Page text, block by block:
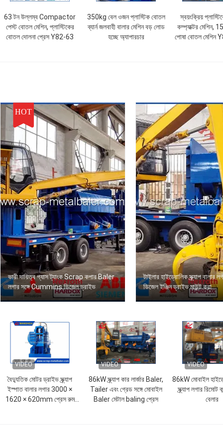
63 টন উল্লম্ব Compactor
পেস্ট বোতল মেশিন, প্লাস্টিকের
বোতল দোলনা প্রেস Y82-63
350kg বেল ওজন প্লাস্টিক বোতল
ব্যার্ন জলবাহী বালার মেশিন বড় লোড
হচ্ছে অ্যাপারচার
স্বয়ংক্রিয়
কম্প্যাক্টর মেশিন,
পোষা বোতল মেশিন
HOT
ভারী দায়িত্ব গ্যাস ট্যাংক Scrap কপার Baler
লগার সঙ্গে Cummins ডিজেল ড্রাইভ
টাইলার হাইড্রোলিক স্ক্র্যাপ বালার
ডিজেল ইঞ্জিন ড্রাইভ মাউন্ট করা
VIDEO
বৈদ্যুতিক মোটর ড্রাইভ স্ক্র্যাপ
ইস্পাত বালার লগার 3000 ×
1620 × 620mm প্রেস রুম
VIDEO
86kW স্ক্র্যাপ কার লার্জার Baler,
Tailer এবং গ্রেড সঙ্গে মোবাইল
Baler মেটাল baling প্রেস
VIDEO
86kW মোবাইল
স্ক্র্যাপ লগার রিমোট
বেলার